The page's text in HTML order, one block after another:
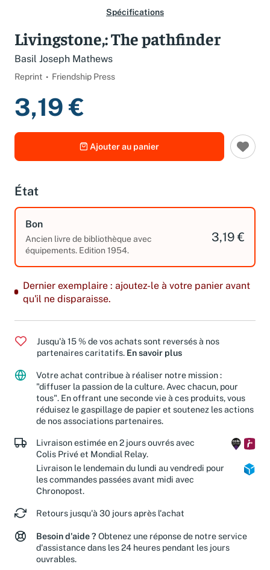
Spécifications
Livingstone,: The pathfinder
Basil Joseph Mathews
Reprint Friendship Press
3,19 €
Ajouter au panier
État
Bon
Ancien livre de bibliothèque avec
équipements. Edition 1954.
3,19 €
Dernier exemplaire : ajoutez-le à votre panier avant
qu'il ne disparaisse.
Jusqu'à 15 % de vos achats sont reversés à nos
partenaires caritatifs. En savoir plus
Votre achat contribue à réaliser notre mission :
"diffuser la passion de la culture. Avec chacun, pour
tous". En offrant une seconde vie à ces produits, vous
réduisez le gaspillage de papier et soutenez les actions
de nos associations partenaires.
Livraison estimée en 2 jours ouvrés avec
Colis Privé et Mondial Relay.
Livraison le lendemain du lundi au vendredi pour
les commandes passées avant midi avec
Chronopost.
Retours jusqu'à 30 jours après l'achat
Besoin d'aide ? Obtenez une réponse de notre service
d'assistance dans les 24 heures pendant les jours
ouvrables.